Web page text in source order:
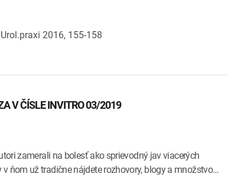
2016, 155-158
V ČÍSLE INVITRO 03/2019
zamerali na bolesť ako sprievodný jav viacerých
ňom už tradične nájdete rozhovory, blogy a množstvo…